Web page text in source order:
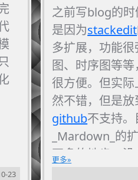
23
之前写blog的
是因为stackedit
多扩展，功能
图、时序图等
很方便。但实
然不错，但是放
github不支持
_Mardown_的
不多的地步，没
更多